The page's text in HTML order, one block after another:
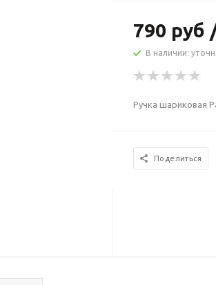
790 руб
В наличии:
Ручка шариковая
Поделиться